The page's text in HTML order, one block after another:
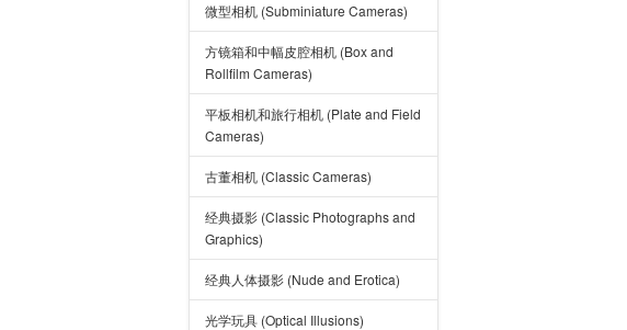
微型相机 (Subminiature Cameras)
方镜箱和中幅皮腔相机 (Box and
Rollfilm Cameras)
平板相机和旅行相机 (Plate and Field
Cameras)
古董相机 (Classic Cameras)
经典摄影 (Classic Photographs and
Graphics)
经典人体摄影 (Nude and Erotica)
光学玩具 (Optical Illusions)